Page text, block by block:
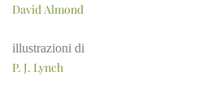
David Almond
illustrazioni di
P. J. Lynch